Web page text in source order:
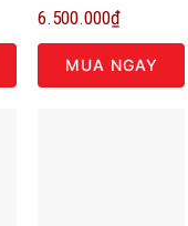
hạn
6.500.000₫
MUA NGAY